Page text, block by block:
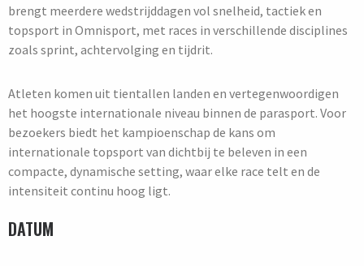
brengt meerdere wedstrijddagen vol snelheid, tactiek en
topsport in Omnisport, met races in verschillende disciplines
zoals sprint, achtervolging en tijdrit.
Atleten komen uit tientallen landen en vertegenwoordigen
het hoogste internationale niveau binnen de parasport. Voor
bezoekers biedt het kampioenschap de kans om
internationale topsport van dichtbij te beleven in een
compacte, dynamische setting, waar elke race telt en de
intensiteit continu hoog ligt.
DATUM